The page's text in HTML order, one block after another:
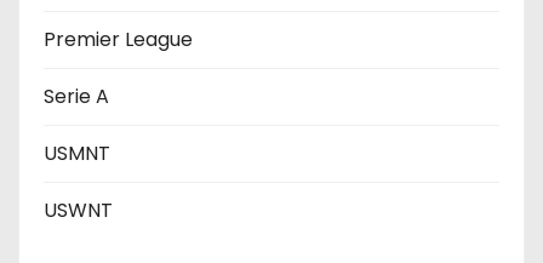
d
a
s
Premier League
Serie A
USMNT
USWNT